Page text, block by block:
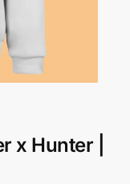
x Hunter |